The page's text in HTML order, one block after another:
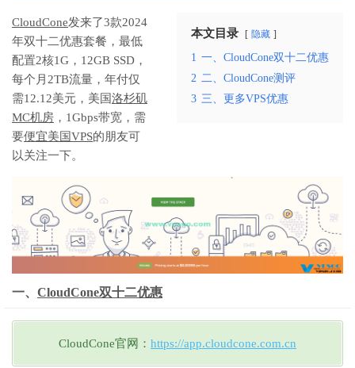
本文目录 隐藏
1 一、CloudCone双十二优惠
2 二、CloudCone测评
3 三、更多VPS优惠
CloudCone发来了3款2024
年双十二优惠套餐，最低
配置2核1G，12GB SSD，
每个月2TB流量，年付仅
需12.12美元，美国洛杉矶
MC机房 ，1Gbps带宽，需
要便宜美国VPS的朋友可
以关注一下。
一、 CloudCone双十二优惠
CloudCone官网： https://app.cloudcone.com.cn